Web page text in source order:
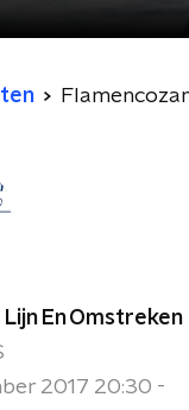
Lijn En Omstreken
2017 20:30 -